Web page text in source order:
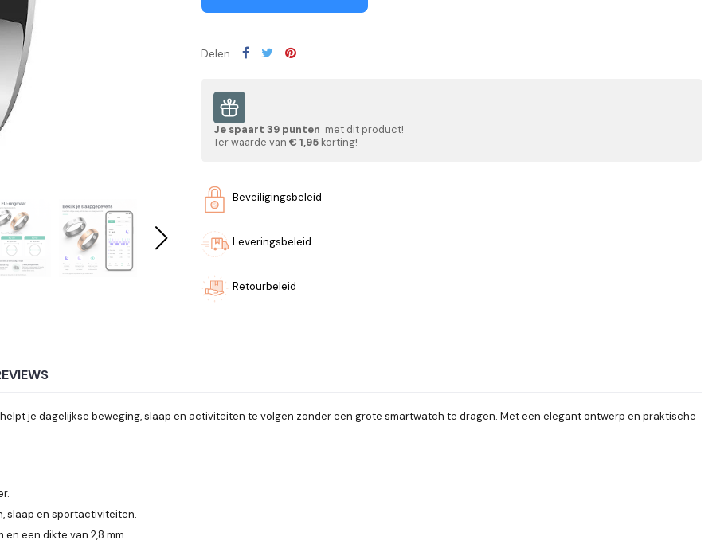
Delen
Je spaart 39 punten met dit product!
Ter waarde van € 1,95 korting!
Beveiligingsbeleid
Leveringsbeleid
Retourbeleid
je dagelijkse beweging, slaap en activiteiten te volgen zonder een grote smartwatch te dragen. Met een elegant ontwerp en praktische
slaap en sportactiviteiten.
een dikte van 2,8 mm.